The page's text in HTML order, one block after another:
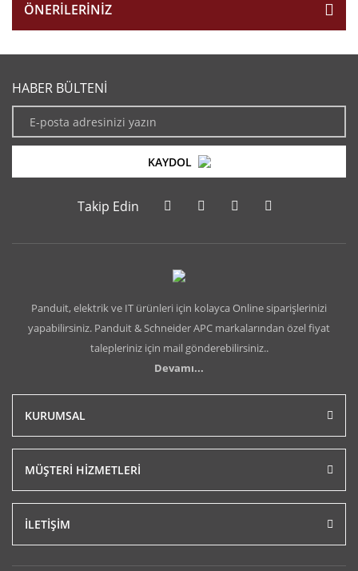
ÖNERILERINIZ
HABER BÜLTENİ
KAYDOL
Takip Edin
Panduit, elektrik ve IT ürünleri için kolayca Online siparişlerinizi
yapabilirsiniz. Panduit & Schneider APC markalarından özel fiyat
talepleriniz için mail gönderebilirsiniz..
Devamı...
KURUMSAL
MÜŞTERİ HİZMETLERİ
İLETİŞİM